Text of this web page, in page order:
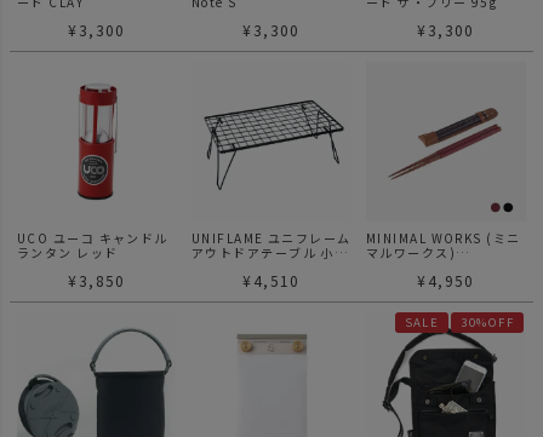
¥ 3,300 ¥ 3,300 ¥ 3,300
UCO ユーコ キャンドル
ランタン レッド
¥ 3,850
UNIFLAME ユニフレーム
アウトドアテーブル 小型
ク ブラック キャンプ テ
¥ 4,510
MINIMAL WORKS (ミニ
マルワークス)
ルウェア¥ 4,950
SALE 30%OFF